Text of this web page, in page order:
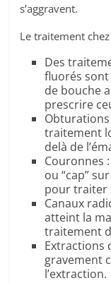
s’aggravent.
Le traitement
Des
fluorés sont
de bouche
prescrire
traitement
delà de
Couronnes
ou “cap”
pour traiter
Canaux
atteint la
traitement
Extractions
gravement
l’extraction.